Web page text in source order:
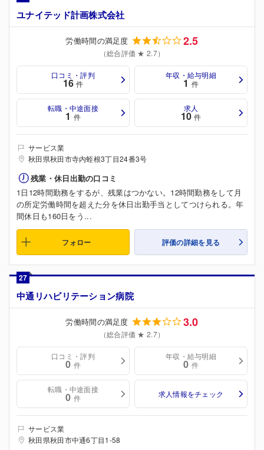
ユナイテッド計画株式会社
労働時間の満足度 2.5
（総合評価 ★ 2.7）
口コミ・評判
16 件
年収・給与明細
1 件
転職・中途面接
1 件
求人
10 件
サービス業
秋田県秋田市寺内蛭根3丁目24番3号
残業・休日出勤の口コミ
1日12時間勤務をするが、残業はつかない。12時間勤務をして月
の所定労働時間を超えた分を休日出勤手当としてつけられる。年
間休日も160日をう...
フォロー 評価の詳細を見る
27
中通リハビリテーション病院
労働時間の満足度 3.0
（総合評価 ★ 2.7）
口コミ・評判
0 件
年収・給与明細
0 件
転職・中途面接
0 件 求人情報をチェック
サービス業
秋田県秋田市中通6丁目1-58